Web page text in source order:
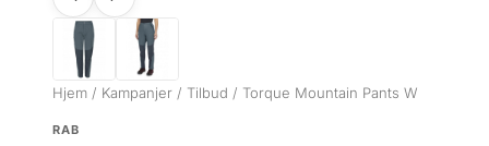
Hjem / Kampanjer / Tilbud / Torque Mountain Pants W
RAB